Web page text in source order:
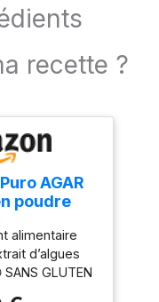
recette ?
AGAR
poudre
– Idéal
alimentaire
d’algues
GLUTEN